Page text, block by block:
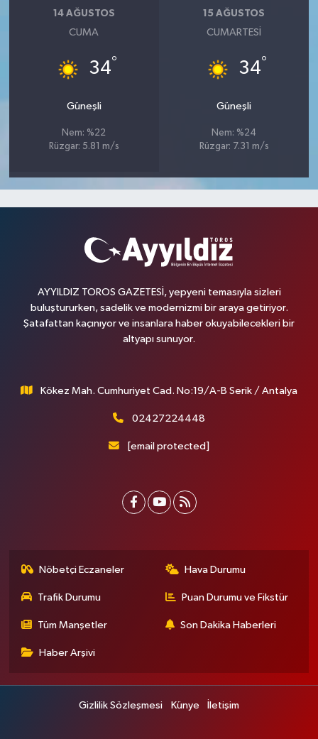
14 AĞUSTOS
CUMA
34°
Güneşli
Nem: %22
Rüzgar: 5.81 m/s
15 AĞUSTOS
CUMARTESI
34°
Güneşli
Nem: %24
Rüzgar: 7.31 m/s
AYYILDIZ TOROS GAZETESİ, yepyeni temasıyla sizleri
buluştururken, sadelik ve modernizmi bir araya getiriyor.
Şatafattan kaçınıyor ve insanlara haber okuyabilecekleri bir
altyapı sunuyor.
Kökez Mah. Cumhuriyet Cad. No:19/A-B Serik / Antalya
02427224448
[email protected]
Nöbetçi Eczaneler Hava Durumu
Trafik Durumu Puan Durumu ve Fikstür
Tüm Manşetler Son Dakika Haberleri
Haber Arşivi
Gizlilik Sözleşmesi Künye İletişim